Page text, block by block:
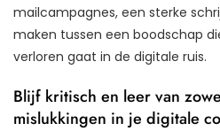
mailcampagnes, een sterke
maken tussen een boodschap
verloren gaat in de digitale ruis.
Blijf kritisch en leer van
mislukkingen in je digitale